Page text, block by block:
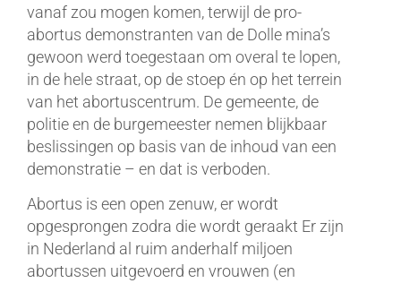
vanaf zou mogen komen, terwijl de pro-
abortus demonstranten van de Dolle mina’s
gewoon werd toegestaan om overal te lopen,
in de hele straat, op de stoep én op het terrein
van het abortuscentrum. De gemeente, de
politie en de burgemeester nemen blijkbaar
beslissingen op basis van de inhoud van een
demonstratie – en dat is verboden.
Abortus is een open zenuw, er wordt
opgesprongen zodra die wordt geraakt Er zijn
in Nederland al ruim anderhalf miljoen
abortussen uitgevoerd en vrouwen (en